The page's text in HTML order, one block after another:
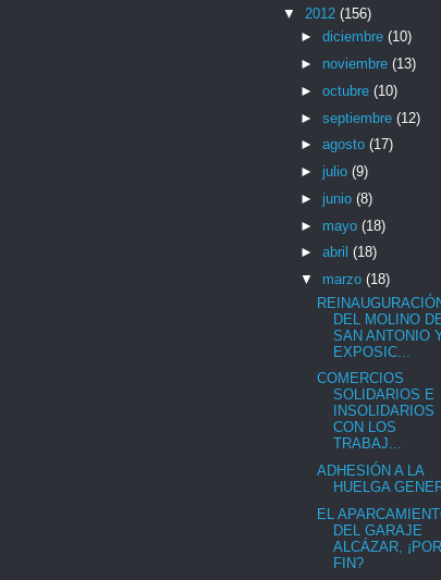
▼ 2012 (156)
► diciembre (10)
► noviembre (13)
► octubre (10)
► septiembre (12)
► agosto (17)
► julio (9)
► junio (8)
► mayo (18)
► abril (18)
▼ marzo (18)
DEL MOLINO
SAN ANTONIO
EXPOSIC...
COMERCIOS
SOLIDARIOS E
INSOLIDARIOS
CON LOS
TRABAJ...
ADHESIÓN A LA
HUELGA
EL
DEL GARAJE
ALCÁZAR, ¡POR
FIN?